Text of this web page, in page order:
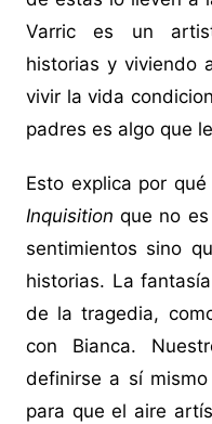
Varric es un
historias y viviendo
vivir la vida
padres es algo que
Esto explica por
Inquisitionque no
sentimientos sino
historias. La
de la tragedia,
con Bianca.
definirse a sí
para que el aire